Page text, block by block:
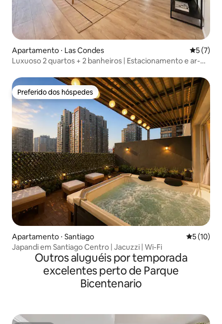
Apartamento ⋅ Las Condes 5 de
5 (7)
Luxuoso 2 quartos + 2 banheiros | Estacionamento e ar-
Preferido dos hóspedes
Preferido dos hóspedes
Apartamento ⋅ Santiago 5 de uma
5 (10)
Japandi em Santiago Centro | Jacuzzi | Wi-Fi
Outros aluguéis por temporada
excelentes perto de Parque
Bicentenario